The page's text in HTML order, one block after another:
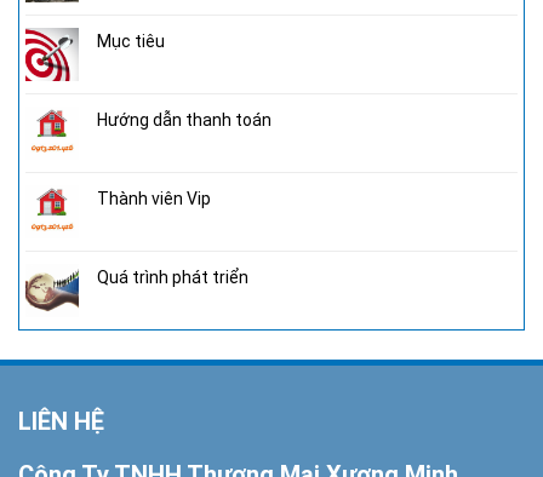
Mục tiêu
Hướng dẫn thanh toán
Thành viên Vip
Quá trình phát triển
LIÊN HỆ